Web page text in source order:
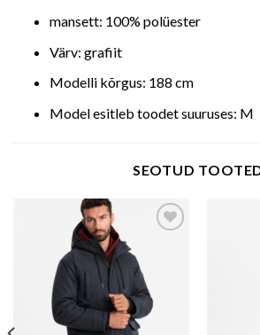
mansett: 100% polüester
Värv: grafiit
Modelli kõrgus: 188 cm
Model esitleb toodet suuruses: M
SEOTUD
Add to wishlist